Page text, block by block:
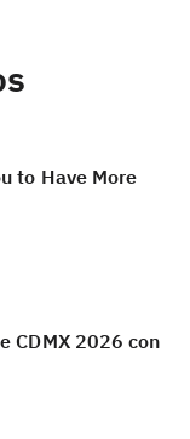
to Have More
CDMX 2026 con